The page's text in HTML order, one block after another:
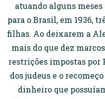
atuando alguns
para o Brasil, em 1936,
filhas. Ao deixarem a
mais do que dez
restrições impostas
dos judeus e o
dinheiro que